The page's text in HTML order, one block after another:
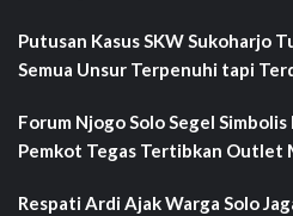
Putusan Kasus SKW Sukoharjo
Semua Unsur Terpenuhi tapi
Forum Njogo Solo Segel Simbolis
Pemkot Tegas Tertibkan Outlet
Respati Ardi Ajak Warga Solo